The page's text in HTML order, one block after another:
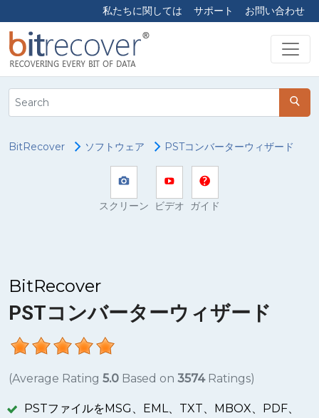
私たちに関しては サポート お問い合わせ
BitRecover ソフトウェア PSTコンバーターウィザード
スクリーン ビデオ ガイド
BitRecover
PSTコンバーターウィザード
(Average Rating 5.0 Based on 3574Ratings)
PSTファイルをMSG、EML、TXT、MBOX、PDF、